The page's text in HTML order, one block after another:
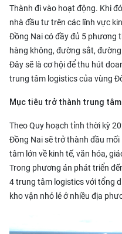
Thành đi vào hoạt động. Khi
nhà đầu tư trên các lĩnh vực
Đồng Nai có đầy đủ 5 phương
hàng không, đường sắt,
Đây sẽ là cơ hội để thu hút
trung tâm logistics của vùng
Mục tiêu trở thành trung
TheoQuy hoạch tỉnh thời kỳ
Đồng Nai sẽ trở thành đầu
tâm lớn về kinh tế, văn hóa,
Trong phương án phát triển
4 trung tâm logistics với tổng
kho vận nhỏ lẻ ở nhiều địa